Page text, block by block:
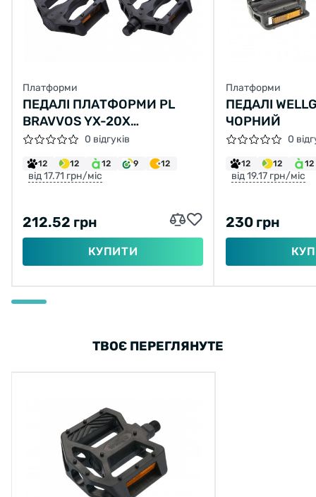
Платформи
ПЕДАЛІ ПЛАТФОРМИ PL
BRAVVOS YX-20X
109.5*95ММ (ЧОРН.)
0 відгуків
12 12 12 9 12
від 17.71 грн/міс
212.52 грн
КУПИТИ
Платформи
ПЕДАЛІ
ЧОРНИЙ
0
12 12 12
від 19.17 грн/міс
230 грн
ТВОЄ ПЕРЕГЛЯНУТЕ